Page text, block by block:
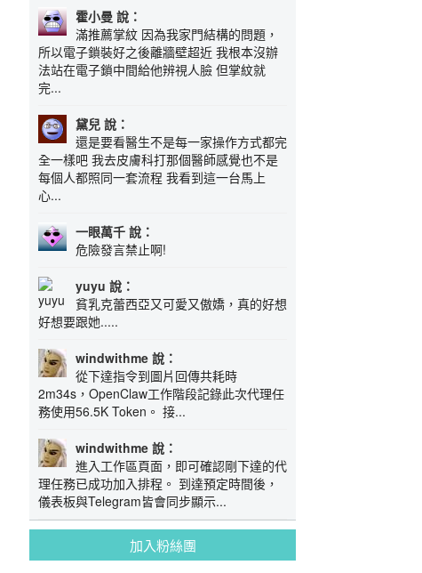
霍小曼 說：
滿推薦掌紋 因為我家門結構的問題，
所以電子鎖裝好之後離牆壁超近 我根本沒辦
法站在電子鎖中間給他辨視人臉 但掌紋就
完...
黛兒 說：
還是要看醫生不是每一家操作方式都完
全一樣吧 我去皮膚科打那個醫師感覺也不是
每個人都照同一套流程 我看到這一台馬上
心...
一眼萬千 說：
危險發言禁止啊!
yuyu 說：
貧乳克蕾西亞又可愛又傲嬌，真的好想
好想要跟她.....
windwithme 說：
從下達指令到圖片回傳共耗時
2m34s，OpenClaw工作階段記錄此次代理任
務使用56.5K Token。 接...
windwithme 說：
進入工作區頁面，即可確認剛下達的代
理任務已成功加入排程。 到達預定時間後，
儀表板與Telegram皆會同步顯示...
加入粉絲團